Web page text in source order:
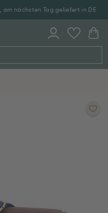
am nächsten Tag geliefert in DE